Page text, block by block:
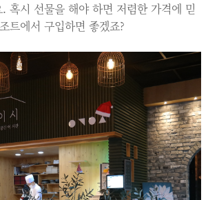
혹시 선물을 해야 하면 저렴한 가격에 믿
트에서 구입하면 좋겠죠?